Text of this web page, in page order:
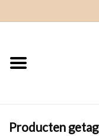
Home
Kleding
Producten